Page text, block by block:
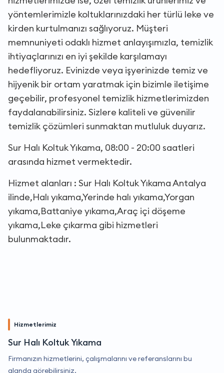
yöntemlerimizle koltuklarınızdaki her türlü leke ve
kirden kurtulmanızı sağlıyoruz. Müşteri
memnuniyeti odaklı hizmet anlayışımızla, temizlik
ihtiyaçlarınızı en iyi şekilde karşılamayı
hedefliyoruz. Evinizde veya işyerinizde temiz ve
hijyenik bir ortam yaratmak için bizimle iletişime
geçebilir, profesyonel temizlik hizmetlerimizden
faydalanabilirsiniz. Sizlere kaliteli ve güvenilir
temizlik çözümleri sunmaktan mutluluk duyarız.
Sur Halı Koltuk Yıkama, 08:00 - 20:00 saatleri
arasında hizmet vermektedir.
Hizmet alanları : Sur Halı Koltuk Yıkama Antalya
ilinde,Halı yıkama,Yerinde halı yıkama,Yorgan
yıkama,Battaniye yıkama,Araç içi döşeme
yıkama,Leke çıkarma gibi hizmetleri
bulunmaktadır.
Hizmetlerimiz
Sur Halı Koltuk Yıkama
Firmanızın hizmetlerini, çalışmalarını ve referanslarını bu
alanda görebilirsiniz.